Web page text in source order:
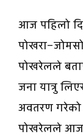
आज पहिलो
पोखरेलले
जना यात्रु
अवतरण गरेको
पोखरेलले आज